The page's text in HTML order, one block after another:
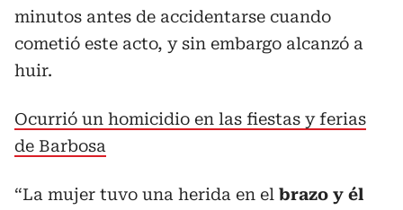
minutos antes de accidentarse cuando
cometió este acto, y sin embargo alcanzó a
huir.
Ocurrió un homicidio en las fiestas y ferias
de Barbosa
“La mujer tuvo una herida en el brazo y él